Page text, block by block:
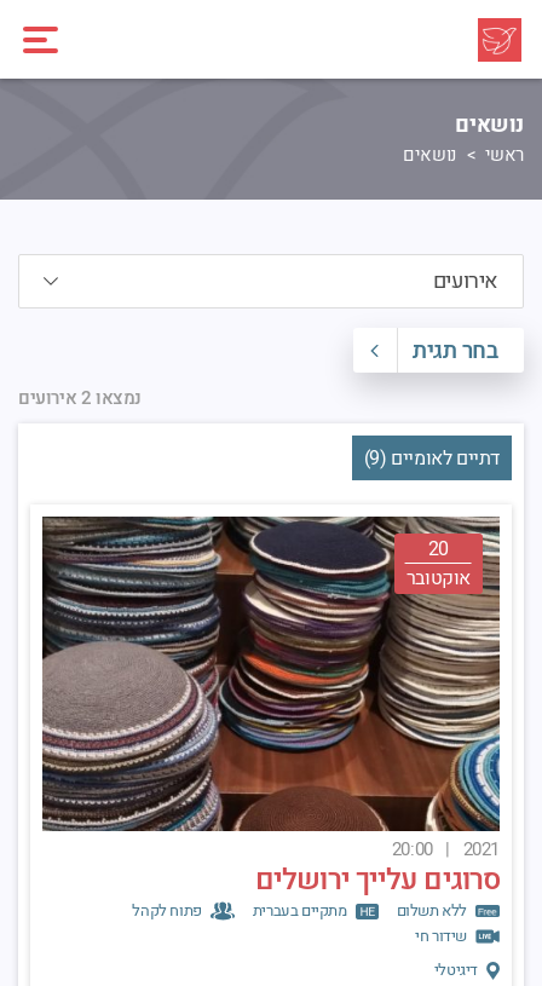
נושאים
ראשי נושאים
בחר תגית
נמצאו 2 אירועים
דתיים לאומיים (9)
20
אוקטובר
2021
|
20:00
סרוגים עלייך ירושלים
ללא תשלום מתקיים בעברית
פתוח לקהל
שידור חי
דיגיטלי